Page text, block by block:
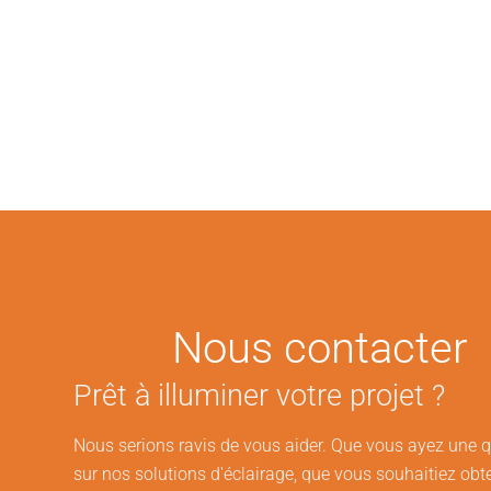
Nous contacter
Prêt à illuminer votre projet ?
Nous serions ravis de vous aider. Que vous ayez une
sur nos solutions d'éclairage, que vous souhaitiez